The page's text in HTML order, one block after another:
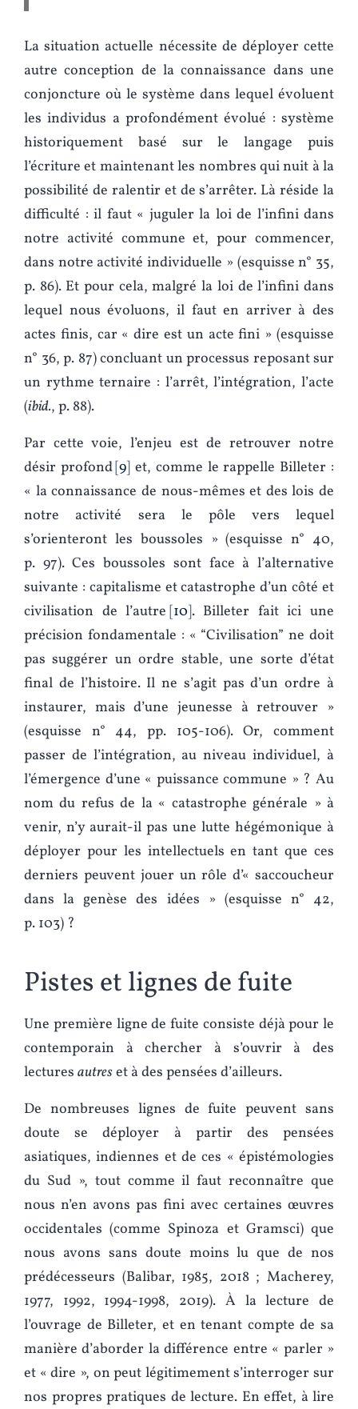
La situation actuelle nécessite de déployer cette
autre conception de la connaissance dans une
conjoncture où le système dans lequel évoluent
les individus a profondément évolué : système
historiquement basé sur le langage puis
l’écriture et maintenant les nombres qui nuit à la
possibilité de ralentir et de s’arrêter. Là réside la
difficulté : il faut « juguler la loi de l’infini dans
notre activité commune et, pour commencer,
dans notre activité individuelle » (esquisse n° 35,
p. 86). Et pour cela, malgré la loi de l’infini dans
lequel nous évoluons, il faut en arriver à des
actes finis, car « dire est un acte fini » (esquisse
n° 36, p. 87) concluant un processus reposant sur
un rythme ternaire : l’arrêt, l’intégration, l’acte
(ibid., p. 88).
Par cette voie, l’enjeu est de retrouver notre
désir profond 9 et, comme le rappelle Billeter :
« la connaissance de nous-mêmes et des lois de
notre activité sera le pôle vers lequel
s’orienteront les boussoles » (esquisse n° 40,
p. 97). Ces boussoles sont face à l’alternative
suivante : capitalisme et catastrophe d’un côté et
civilisation de l’autre 10 . Billeter fait ici une
précision fondamentale : « “Civilisation” ne doit
pas suggérer un ordre stable, une sorte d’état
final de l’histoire. Il ne s’agit pas d’un ordre à
instaurer, mais d’une jeunesse à retrouver »
(esquisse n° 44, pp. 105-106). Or, comment
passer de l’intégration, au niveau individuel, à
l’émergence d’une « puissance commune » ? Au
nom du refus de la « catastrophe générale » à
venir, n’y aurait-il pas une lutte hégémonique à
déployer pour les intellectuels en tant que ces
derniers peuvent jouer un rôle d’« saccoucheur
dans la genèse des idées » (esquisse n° 42,
p. 103) ?
Pistes et lignes de fuite
Une première ligne de fuite consiste déjà pour le
contemporain à chercher à s’ouvrir à des
lectures autreset à des pensées d’ailleurs.
De nombreuses lignes de fuite peuvent sans
doute se déployer à partir des pensées
asiatiques, indiennes et de ces « épistémologies
du Sud », tout comme il faut reconnaître que
nous n’en avons pas fini avec certaines œuvres
occidentales (comme Spinoza et Gramsci) que
nous avons sans doute moins lu que de nos
prédécesseurs (Balibar, 1985, 2018 ; Macherey,
1977, 1992, 1994-1998, 2019). À la lecture de
l’ouvrage de Billeter, et en tenant compte de sa
manière d’aborder la différence entre « parler »
et « dire », on peut légitimement s’interroger sur
nos propres pratiques de lecture. En effet, à lire